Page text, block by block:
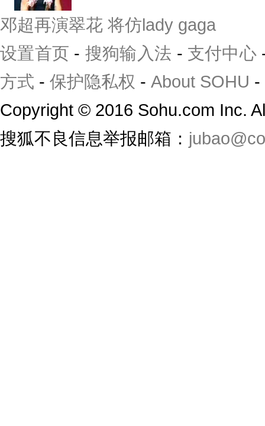
邓超再演翠花 将仿lady gaga
设置首页 - 搜狗输入法 - 支付中心
方式 - 保护隐私权 - About SOHU -
Copyright © 2016 Sohu.com Inc.
搜狐不良信息举报邮箱：